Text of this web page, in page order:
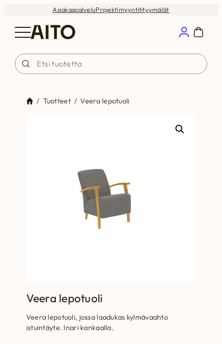
AsiakaspalveluProjektimyyntiMyymälät
/ Tuotteet / Veera lepotuoli
Veera lepotuoli
Veera lepotuoli, jossa laadukas kylmävaahto
istuintäyte. Inari kankaalla.